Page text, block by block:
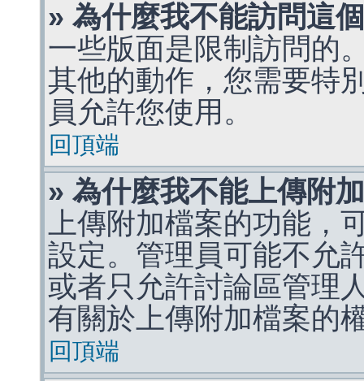
» 為什麼我不能訪問這
一些版面是限制訪問的
其他的動作，您需要特
員允許您使用。
回頂端
» 為什麼我不能上傳附
上傳附加檔案的功能，
設定。管理員可能不允
或者只允許討論區管理
有關於上傳附加檔案的
回頂端